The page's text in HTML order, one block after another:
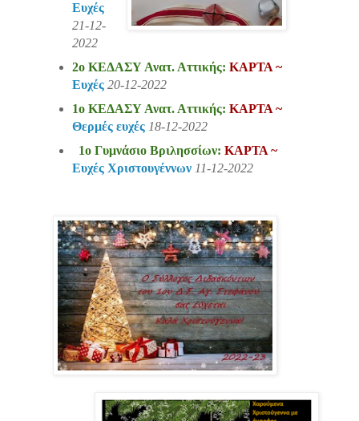
Ευχές
21-12-
2022
2ο ΚΕΔΑΣΥ Ανατ. Αττικής: ΚΑΡΤΑ ~
Ευχές20-12-2022
1ο ΚΕΔΑΣΥ Ανατ. Αττικής: ΚΑΡΤΑ ~
Θερμές ευχές 18-12-2022
1ο Γυμνάσιο Βριλησσίων: ΚΑΡΤΑ ~
Ευχές Χριστουγέννων 11-12-2022